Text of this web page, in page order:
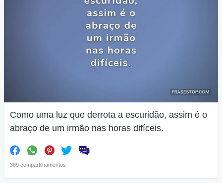
Como uma luz que derrota a escuridão, assim é o
abraço de um irmão nas horas difíceis.
389 compartilhamentos